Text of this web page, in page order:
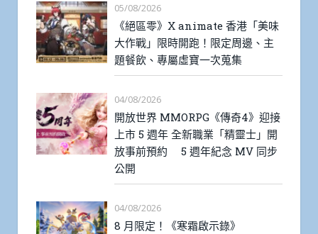
05/08/2026
《絕區零》X animate 香港「美味
大作戰」限時開跑！限定周邊、主
題餐飲、專屬虛寶一次蒐集
04/08/2026
開放世界 MMORPG《傳奇4》迎接
上市 5 週年 全新職業「精靈士」開
放事前預約 5 週年紀念 MV 同步
公開
04/08/2026
8 月限定！《寒霜啟示錄》